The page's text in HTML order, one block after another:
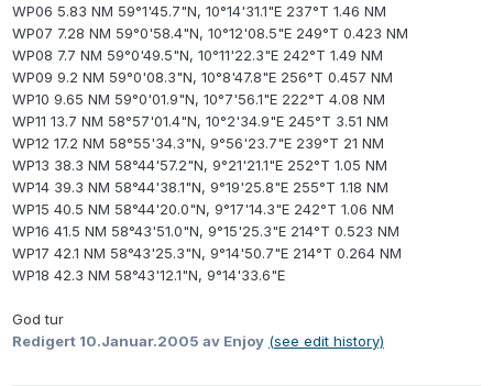
WP06 5.83 NM 59°1'45.7"N, 10°14'31.1"E 237°T 1.46 NM
WP07 7.28 NM 59°0'58.4"N, 10°12'08.5"E 249°T 0.423 NM
WP08 7.7 NM 59°0'49.5"N, 10°11'22.3"E 242°T 1.49 NM
WP09 9.2 NM 59°0'08.3"N, 10°8'47.8"E 256°T 0.457 NM
WP10 9.65 NM 59°0'01.9"N, 10°7'56.1"E 222°T 4.08 NM
WP11 13.7 NM 58°57'01.4"N, 10°2'34.9"E 245°T 3.51 NM
WP12 17.2 NM 58°55'34.3"N, 9°56'23.7"E 239°T 21 NM
WP13 38.3 NM 58°44'57.2"N, 9°21'21.1"E 252°T 1.05 NM
WP14 39.3 NM 58°44'38.1"N, 9°19'25.8"E 255°T 1.18 NM
WP15 40.5 NM 58°44'20.0"N, 9°17'14.3"E 242°T 1.06 NM
WP16 41.5 NM 58°43'51.0"N, 9°15'25.3"E 214°T 0.523 NM
WP17 42.1 NM 58°43'25.3"N, 9°14'50.7"E 214°T 0.264 NM
WP18 42.3 NM 58°43'12.1"N, 9°14'33.6"E
God tur
Redigert 10.Januar.2005 av Enjoy (see edit history)